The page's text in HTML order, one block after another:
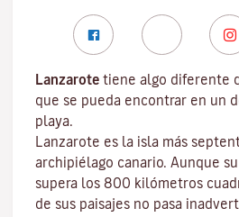
Lanzarote tiene algo diferente
que se pueda encontrar en un
playa.
Lanzarote es la isla más
archipiélago canario. Aunque
supera los 800 kilómetros
de sus paisajes no pasa